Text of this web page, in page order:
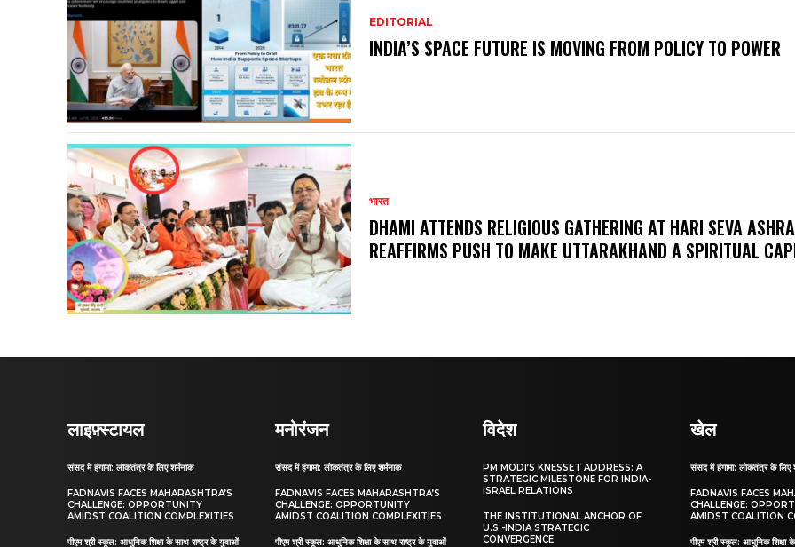
EDITORIAL
INDIA’S SPACE FUTURE IS MOVING FROM POLICY TO POWER
भारत
DHAMI ATTENDS RELIGIOUS GATHERING AT HARI SEVA
REAFFIRMS PUSH TO MAKE UTTARAKHAND A SPIRITUAL
लाइफ़्स्टायल
संसद में हंगामा: लोकतंत्र के लिए शर्मनाक
FADNAVIS FACES MAHARASHTRA’S
CHALLENGE: OPPORTUNITY
AMIDST COALITION COMPLEXITIES
पीएम श्री स्कूल: आधुनिक शिक्षा के साथ राष्ट्र के युवाओं
मनोरंजन
संसद में हंगामा: लोकतंत्र के लिए शर्मनाक
FADNAVIS FACES MAHARASHTRA’S
CHALLENGE: OPPORTUNITY
AMIDST COALITION COMPLEXITIES
पीएम श्री स्कूल: आधुनिक शिक्षा के साथ राष्ट्र के युवाओं
विदेश
PM MODI’S KNESSET ADDRESS: A
STRATEGIC MILESTONE FOR INDIA-
ISRAEL RELATIONS
THE INSTITUTIONAL ANCHOR OF
U.S.-INDIA STRATEGIC
CONVERGENCE
खेल
संसद में हंगामा: लोकतंत्र के लिए
FADNAVIS FACES
CHALLENGE:
AMIDST COALITION
पीएम श्री स्कूल: आधुनिक शिक्षा